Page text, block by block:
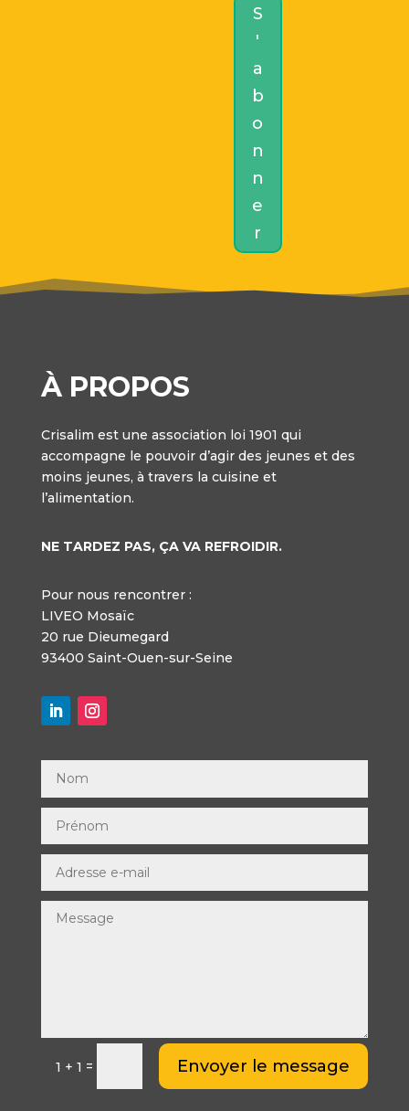
S
'
a
b
o
n
n
e
r
À PROPOS
Crisalim est une association loi 1901 qui
accompagne le pouvoir d’agir des jeunes et des
moins jeunes, à travers la cuisine et
l’alimentation.
NE TARDEZ PAS, ÇA VA REFROIDIR.
Pour nous rencontrer :
LIVEO Mosaïc
20 rue Dieumegard
93400 Saint-Ouen-sur-Seine
1 + 1 = Envoyer le message